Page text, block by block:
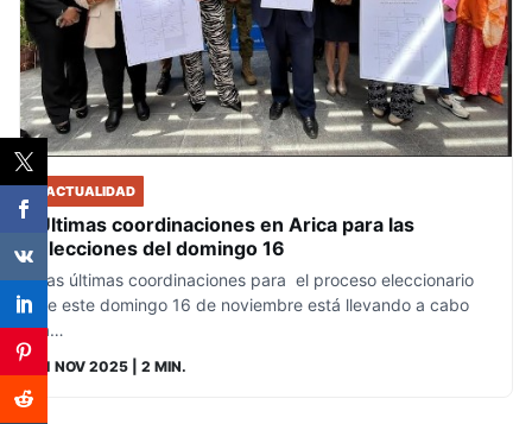
ACTUALIDAD
Últimas coordinaciones en Arica para las
elecciones del domingo 16
Las últimas coordinaciones para el proceso eleccionario
de este domingo 16 de noviembre está llevando a cabo
la…
11 NOV 2025 | 2 MIN.